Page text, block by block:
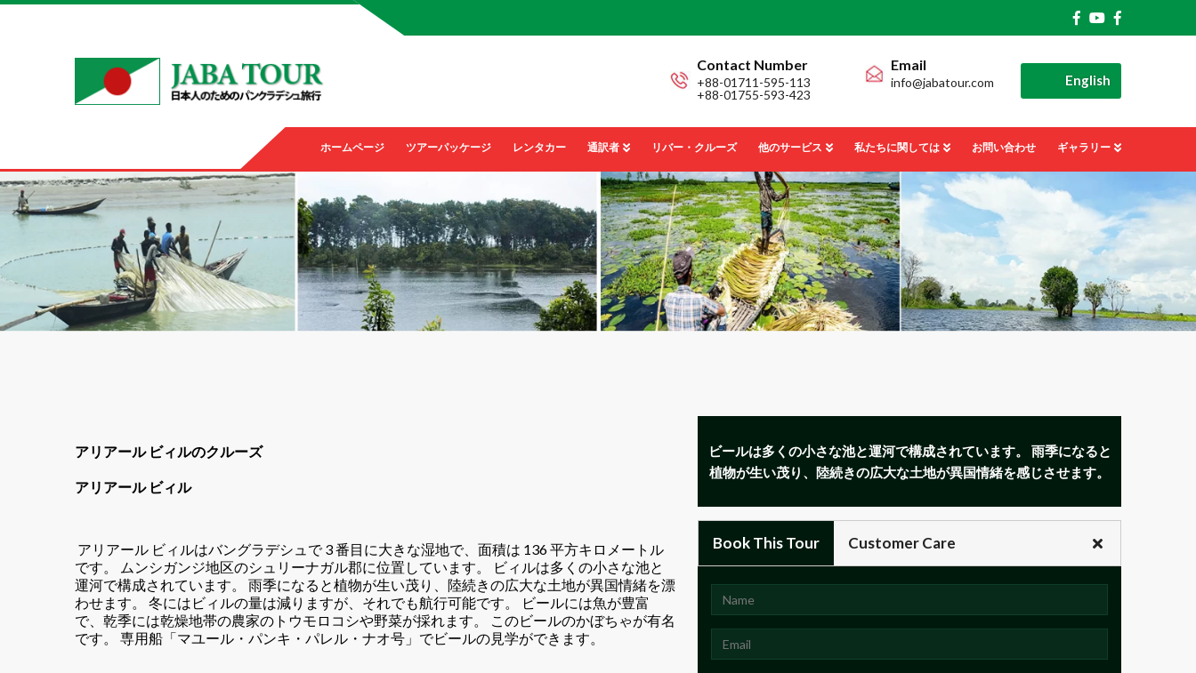
English
Contact Number
+88-01711-595-113
+88-01755-593-423
Email
info@jabatour.com
ホームページ ツアーパッケージ レンタカー 通訳者 リバー・クルーズ 他のサービス 私たちに関しては お問い合わせ ギャラリー
アリアール ビィルのクルーズ
アリアール ビィル
アリアール ビィルはバングラデシュで 3 番目に大きな湿地で、面積は 136 平方キロメートル
です。 ムンシガンジ地区のシュリーナガル郡に位置しています。 ビィルは多くの小さな池と
運河で構成されています。 雨季になると植物が生い茂り、陸続きの広大な土地が異国情緒を漂
わせます。 冬にはビィルの量は減りますが、それでも航行可能です。 ビールには魚が豊富
で、乾季には乾燥地帯の農家のトウモロコシや野菜が採れます。 このビールのかぼちゃが有名
です。 専用船「マユール・パンキ・パレル・ナオ号」でビールの見学ができます。
ビールは多くの小さな池と運河で構成されています。 雨季になると
植物が生い茂り、陸続きの広大な土地が異国情緒を感じさせます。
Book This Tour Customer Care